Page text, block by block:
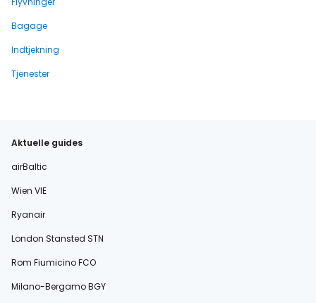
Bagage
Indtjekning
Tjenester
Aktuelle guides
airBaltic
Wien VIE
Ryanair
London Stansted STN
Rom Fiumicino FCO
Milano-Bergamo BGY